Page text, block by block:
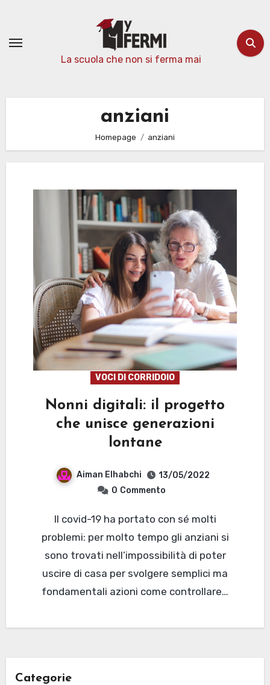
contenuto
La scuola che non si ferma mai
anziani
Homepage anziani
VOCI DI CORRIDOIO
Nonni digitali: il progetto
che unisce generazioni
lontane
Aiman Elhabchi
13/05/2022
0 Commento
Il covid-19 ha portato con sé molti
problemi: per molto tempo gli anziani si
sono trovati nell’impossibilità di poter
uscire di casa per svolgere semplici ma
fondamentali azioni come controllare…
Categorie